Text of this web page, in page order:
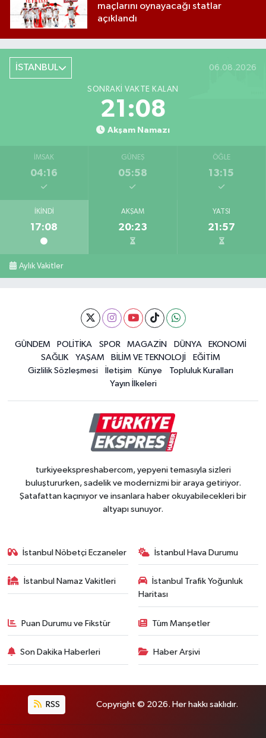
maçlarını oynayacağı statlar
açıklandı
İSTANBUL 06.08.2026
SONRAKI VAKTE KALAN
21:07
Akşam Namazı
İMSAK
04:16
GÜNEŞ
05:58
ÖĞLE
13:15
İKINDI
17:08
AKŞAM
20:23
YATSI
21:57
Aylık Vakitler
GÜNDEM POLİTİKA SPOR MAGAZİN DÜNYA
EKONOMİ
SAĞLIK
YAŞAM BİLİM VE TEKNOLOJİ
EĞİTİM
Gizlilik Sözleşmesi
İletişim Künye
Topluluk Kuralları
Yayın İlkeleri
turkiyeekspreshabercom, yepyeni temasıyla sizleri
buluştururken, sadelik ve modernizmi bir araya getiriyor.
Şatafattan kaçınıyor ve insanlara haber okuyabilecekleri bir
altyapı sunuyor.
İstanbul Nöbetçi Eczaneler İstanbul Hava Durumu
İstanbul Namaz Vakitleri
İstanbul Trafik Yoğunluk
Haritası
Puan Durumu ve Fikstür Tüm Manşetler
Son Dakika Haberleri Haber Arşivi
RSS Copyright © 2026. Her hakkı saklıdır.